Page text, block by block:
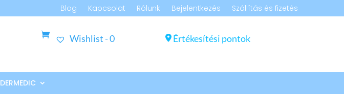
Blog Kapcsolat Rólunk Bejelentkezés Szállítás és fizetés
Wishlist -0 Értékesítési pontok
DERMEDIC